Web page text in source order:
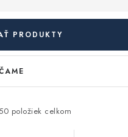
materiál
kúrenie
a armatúry
PRODUKTY
položiek celkom